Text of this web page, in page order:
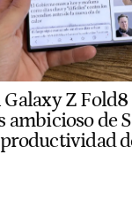
Galaxy Z
ambicioso de